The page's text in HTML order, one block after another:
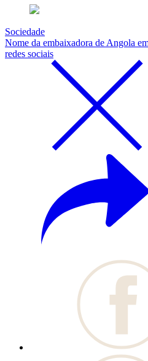
Sociedade
Nome da embaixadora de Angola
redes sociais